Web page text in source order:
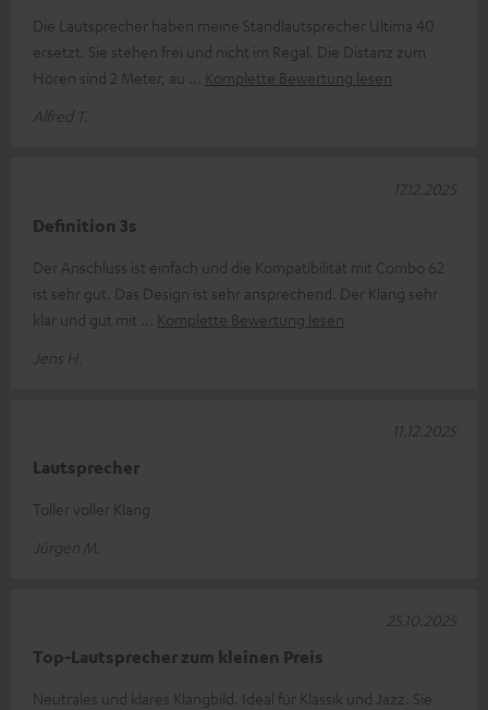
Die Lautsprecher haben meine Standlautsprecher Ultima 40
ersetzt. Sie stehen frei und nicht im Regal. Die Distanz zum
Hören sind 2 Meter, au
Komplette Bewertung lesen
Alfred T.
Definition 3s
Der Anschluss ist einfach und die Kompatibilität mit Combo 62
ist sehr gut. Das Design ist sehr ansprechend. Der Klang sehr
klar und gut mit
Komplette Bewertung lesen
Jens H.
17.12.2025
Lautsprecher
Toller voller Klang
Jürgen M.
11.12.2025
Top-Lautsprecher zum kleinen Preis
Neutrales und klares Klangbild. Ideal für Klassik und Jazz. Sie
25.10.2025